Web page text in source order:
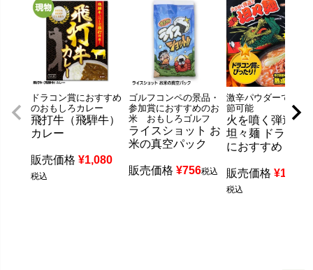
ドラコン賞におすすめ
のおもしろカレー
飛打牛（飛騨牛）
カレー
販売価格 ¥1,080
税込
ゴルフコンペの景品・
参加賞におすすめのお
米 おもしろゴルフ
ライスショット お
米の真空パック
販売価格 ¥756税込
激辛パウダーで辛さ
節可能
火を噴く弾道 激
坦々麺 ドラコン
におすすめ
販売価格 ¥1,296
税込